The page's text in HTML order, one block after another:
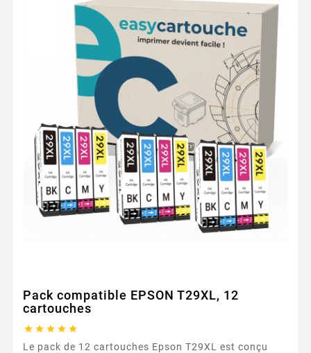
Pack compatible EPSON T29XL, 12
cartouches
    
Le pack de 12 cartouches Epson T29XL est conçu